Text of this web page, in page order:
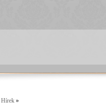
Hírek»